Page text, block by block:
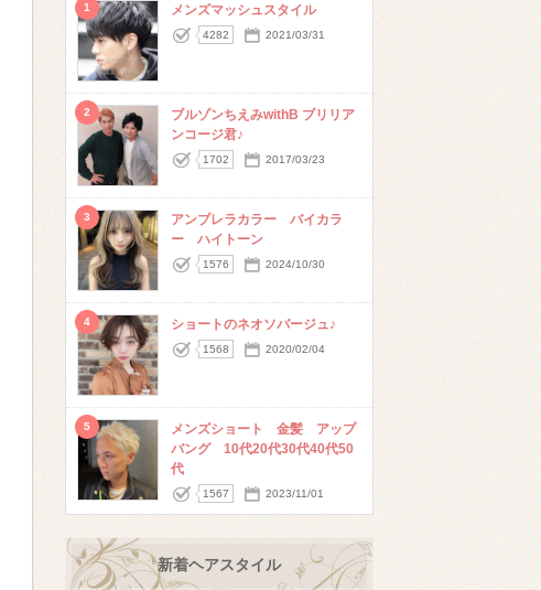
1 メンズマッシュスタイル
4282 2021/03/31
2
ブルゾンちえみwithB ブリリア
ンコージ君♪
1702 2017/03/23
3
アンブレラカラー バイカラ
ー ハイトーン
1576 2024/10/30
4 ショートのネオソバージュ♪
1568 2020/02/04
5
メンズショート 金髪 アップ
バング 10代20代30代40代50
代
1567 2023/11/01
新着ヘアスタイル